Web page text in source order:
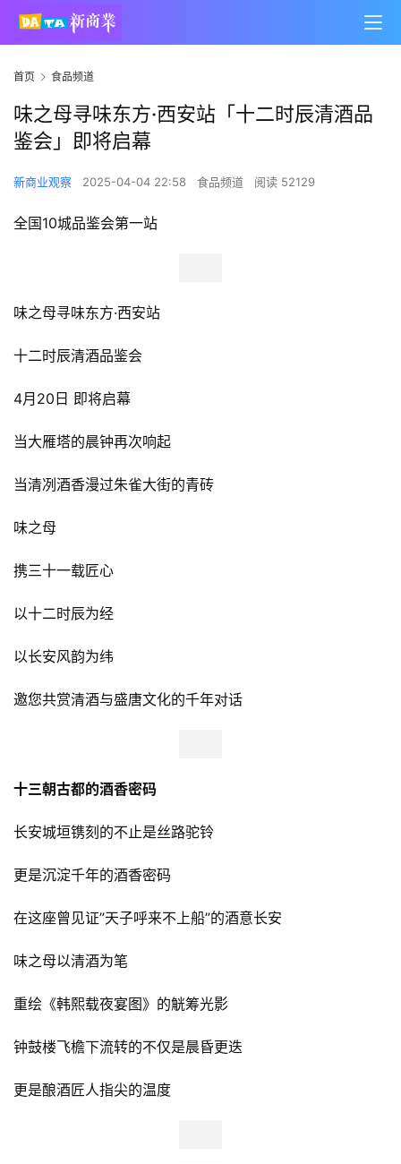
首页 食品频道
味之母寻味东方·西安站「十二时辰清酒品
鉴会」即将启幕
新商业观察 2025-04-04 22:58 食品频道 阅读 52129
全国10城品鉴会第一站
味之母寻味东方·西安站
十二时辰清酒品鉴会
4月20日 即将启幕
当大雁塔的晨钟再次响起
当清冽酒香漫过朱雀大街的青砖
味之母
携三十一载匠心
以十二时辰为经
以长安风韵为纬
邀您共赏清酒与盛唐文化的千年对话
十三朝古都的酒香密码
长安城垣镌刻的不止是丝路驼铃
更是沉淀千年的酒香密码
在这座曾见证”天子呼来不上船”的酒意长安
味之母以清酒为笔
重绘《韩熙载夜宴图》的觥筹光影
钟鼓楼飞檐下流转的不仅是晨昏更迭
更是酿酒匠人指尖的温度